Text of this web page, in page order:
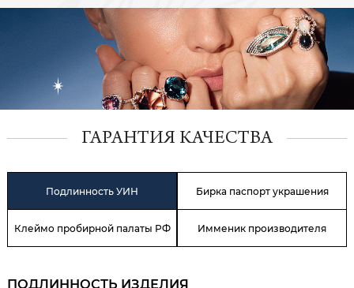
ГАРАНТИЯ КАЧЕСТВА
Подлинность УИН Бирка паспорт украшения
Клеймо пробирной палаты РФ Имменик производителя
ПОДЛИННОСТЬ ИЗДЕЛИЯ